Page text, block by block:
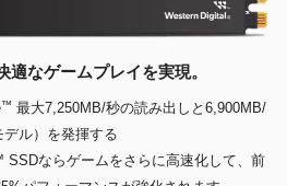
なゲームプレイを実現。
™ 最大7,250MB/秒の読み出しと6,900MB/
ル）を発揮する
ならゲームをさらに高速化して、前